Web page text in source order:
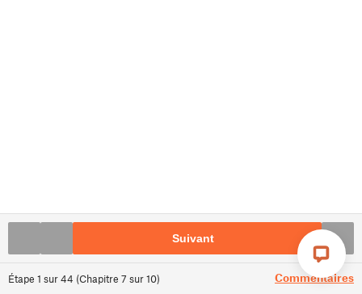
Étape 1 sur44 (Chapitre 7 sur10) Commentaires
Suivant